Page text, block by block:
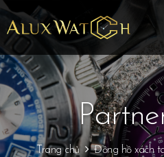
Trang chủ Đồng hồ xách